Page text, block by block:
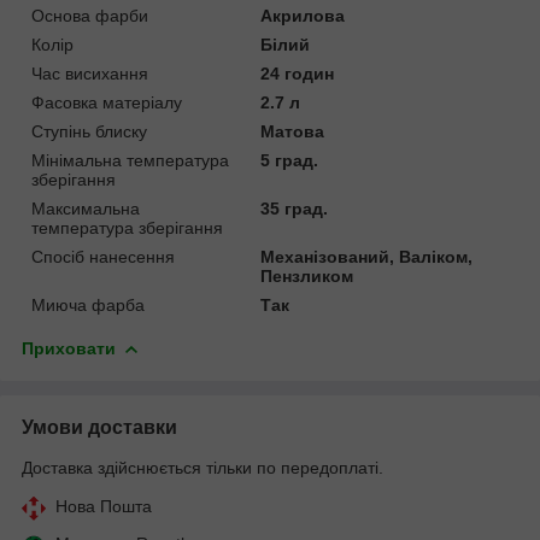
Основа фарби
Акрилова
Колір
Білий
Час висихання
24 годин
Фасовка матеріалу
2.7 л
Ступінь блиску
Матова
Мінімальна температура
зберігання
5 град.
Максимальна
температура зберігання
35 град.
Спосіб нанесення
Механізований, Валіком,
Пензликом
Миюча фарба
Так
Приховати
Умови доставки
Доставка здійснюється тільки по передоплаті.
Нова Пошта